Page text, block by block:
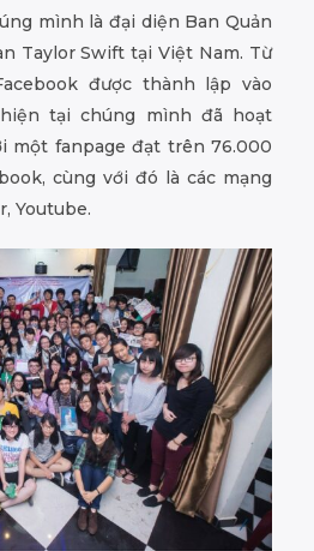
mình là đại diện Ban Quản
Taylor Swift tại Việt Nam. Từ
được thành lập vào
tại chúng mình đã hoạt
một fanpage đạt trên 76.000
cùng với đó là các mạng
Youtube.